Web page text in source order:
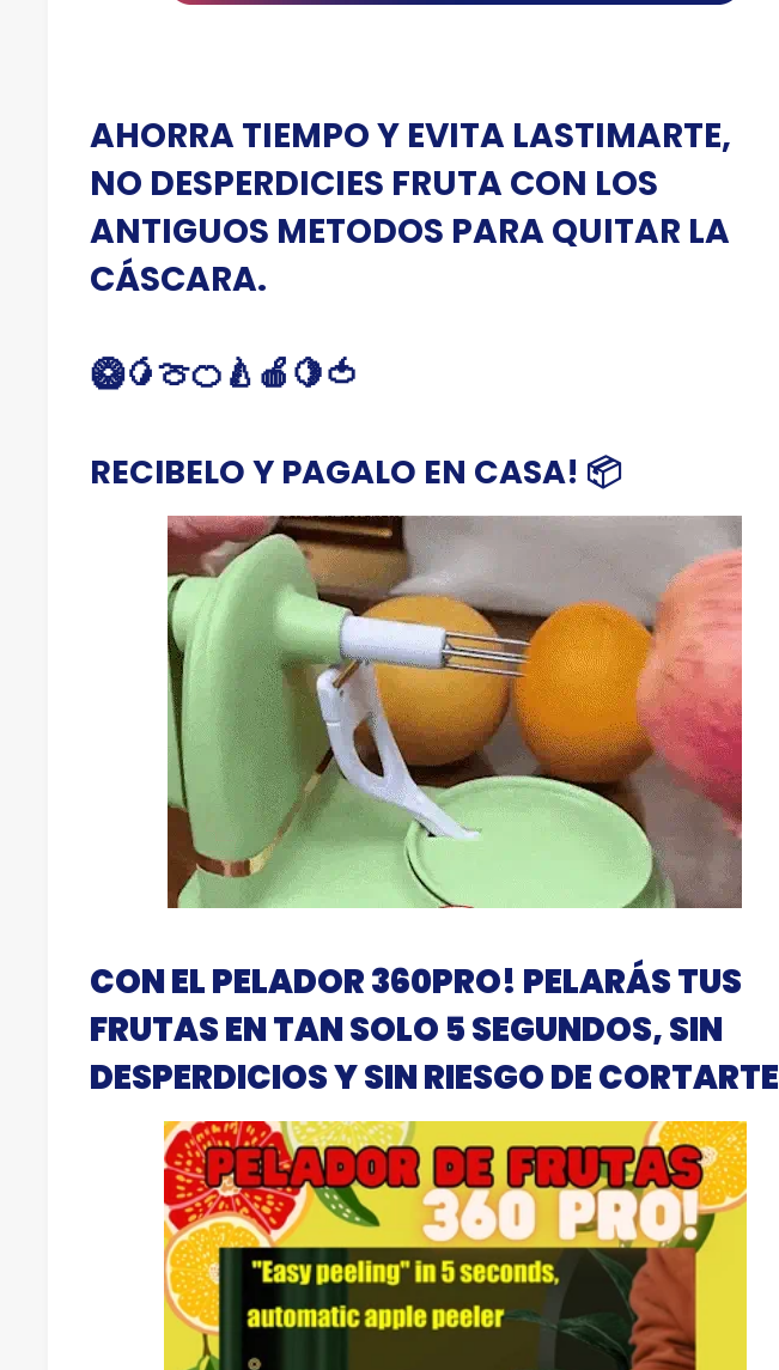
AHORRA TIEMPO Y EVITA LASTIMARTE,
NO DESPERDICIES FRUTA CON LOS
ANTIGUOS METODOS PARA QUITAR LA
CÁSCARA.
🥝🥭🍈🍊🍐🍎🍋🍅
RECIBELO Y PAGALO EN CASA! 📦
CON EL PELADOR 360PRO! PELARÁS TUS
FRUTAS EN TAN SOLO 5 SEGUNDOS, SIN
DESPERDICIOS Y SIN RIESGO DE CORTARTE